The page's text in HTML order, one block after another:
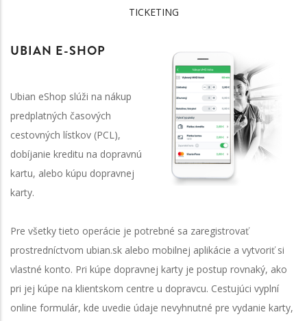
TICKETING
UBIAN E-SHOP
Ubian eShop slúži na nákup
predplatných časových
cestovných lístkov (PCL),
dobíjanie kreditu na dopravnú
kartu, alebo kúpu dopravnej
karty.
Pre všetky tieto operácie je potrebné sa zaregistrovať
prostredníctvom ubian.sk alebo mobilnej aplikácie a vytvoriť si
vlastné konto. Pri kúpe dopravnej karty je postup rovnaký, ako
pri jej kúpe na klientskom centre u dopravcu. Cestujúci vyplní
online formulár, kde uvedie údaje nevyhnutné pre vydanie karty,